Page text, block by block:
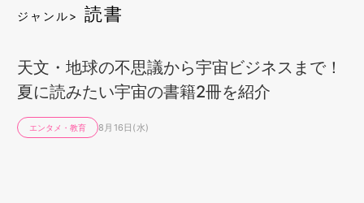
ジャンル> 読書
天文・地球の不思議から宇宙ビジネスまで！
夏に読みたい宇宙の書籍2冊を紹介
エンタメ・教育 8月16日(水)